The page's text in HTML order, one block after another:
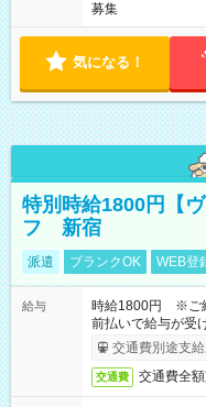
募集
気になる！
特別時給1800円【
フ 新宿
派遣 ブランクOK WEB登
給与
時給1800円 ※ご
前払いで給与が受
交通費別途支給
交通費 交通費全額